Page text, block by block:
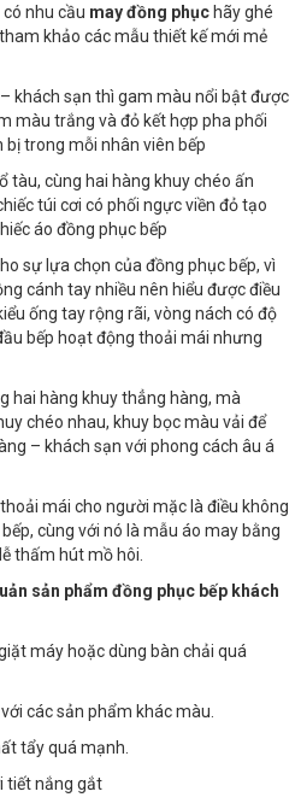
nhu cầu may đồng phục hãy ghé
khảo các mẫu thiết kế mới mẻ
khách sạn thì gam màu nổi bật được
màu trắng và đỏ kết hợp pha phối
trong mỗi nhân viên bếp
tàu, cùng hai hàng khuy chéo ấn
túi cơi có phối ngực viền đỏ tạo
áo đồng phục bếp
sự lựa chọn của đồng phục bếp, vì
cánh tay nhiều nên hiểu được điều
ống tay rộng rãi, vòng nách có độ
bếp hoạt động thoải mái nhưng
hai hàng khuy thẳng hàng, mà
chéo nhau, khuy bọc màu vải để
– khách sạn với phong cách âu á
mái cho người mặc là điều không
cùng với nó là mẫu áo may bằng
thấm hút mồ hôi.
sản phẩm đồng phục bếp khách
máy hoặc dùng bàn chải quá
các sản phẩm khác màu.
tẩy quá mạnh.
tiết nắng gắt